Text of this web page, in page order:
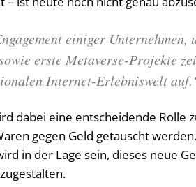
einiger
erste Metaverse-Projekte
Internet-Erlebniswelt
dabei eine entscheidende Rolle
gegen Geld getauscht
in der Lage sein, dieses neue